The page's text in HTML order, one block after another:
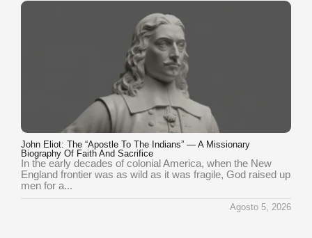
John Eliot: The “Apostle To The Indians” — A Missionary
Biography Of Faith And Sacrifice
In the early decades of colonial America, when the New
England frontier was as wild as it was fragile, God raised up
men for a...
Agosto 5, 2026